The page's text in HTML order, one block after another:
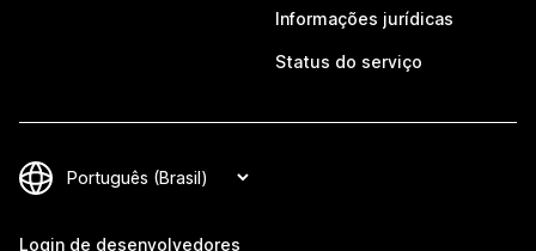
Informações jurídicas
Status do serviço
Login de desenvolvedores